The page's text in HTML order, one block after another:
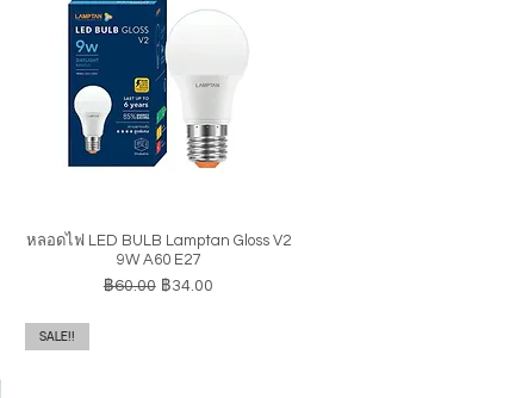
ดูข้อมูลด่วน
หลอดไฟ LED BULB Lamptan Gloss V2
9W A60 E27
ราคาปกติ
฿60.00 ราคาขายลด
฿34.00
SALE!!